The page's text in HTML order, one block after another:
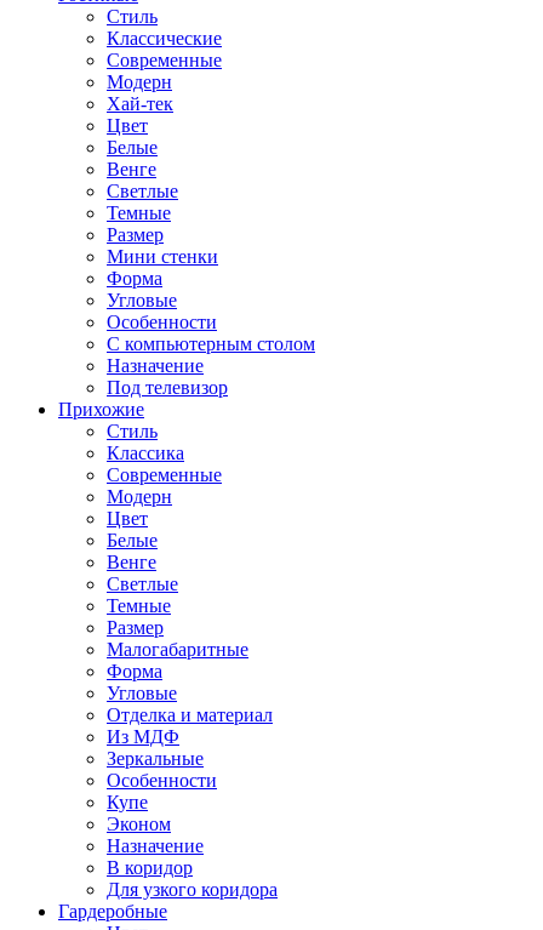
Стиль
Классические
Современные
Модерн
Хай-тек
Цвет
Белые
Венге
Светлые
Темные
Размер
Мини стенки
Форма
Угловые
Особенности
С компьютерным столом
Назначение
Под телевизор
Прихожие
Стиль
Классика
Современные
Модерн
Цвет
Белые
Венге
Светлые
Темные
Размер
Малогабаритные
Форма
Угловые
Отделка и материал
Из МДФ
Зеркальные
Особенности
Купе
Эконом
Назначение
В коридор
Для узкого коридора
Гардеробные